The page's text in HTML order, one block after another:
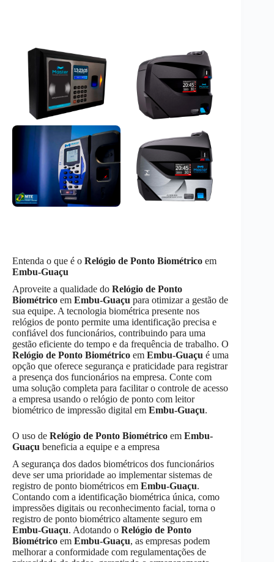
Entenda o que é o Relógio de Ponto Biométrico em
Embu-Guaçu
Aproveite a qualidade do Relógio de Ponto
Biométrico em Embu-Guaçu para otimizar a gestão de
sua equipe. A tecnologia biométrica presente nos
relógios de ponto permite uma identificação precisa e
confiável dos funcionários, contribuindo para uma
gestão eficiente do tempo e da frequência de trabalho. O
Relógio de Ponto Biométrico em Embu-Guaçu é uma
opção que oferece segurança e praticidade para registrar
a presença dos funcionários na empresa. Conte com
uma solução completa para facilitar o controle de acesso
a empresa usando o relógio de ponto com leitor
biométrico de impressão digital em Embu-Guaçu.
O uso de Relógio de Ponto Biométrico em Embu-
Guaçu beneficia a equipe e a empresa
A segurança dos dados biométricos dos funcionários
deve ser uma prioridade ao implementar sistemas de
registro de ponto biométricos em Embu-Guaçu.
Contando com a identificação biométrica única, como
impressões digitais ou reconhecimento facial, torna o
registro de ponto biométrico altamente seguro em
Embu-Guaçu. Adotando o Relógio de Ponto
Biométrico em Embu-Guaçu, as empresas podem
melhorar a conformidade com regulamentações de